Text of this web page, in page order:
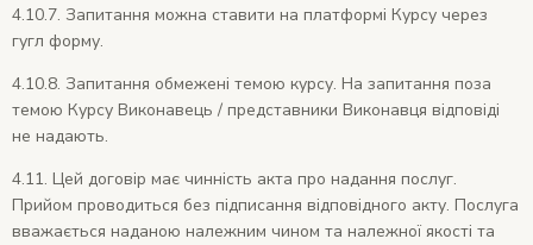
4.10.7. Запитання можна ставити на платформі Курсу через
гугл форму.
4.10.8. Запитання обмежені темою курсу. На запитання поза
темою Курсу Виконавець / представники Виконавця відповіді
не надають.
4.11. Цей договір має чинність акта про надання послуг.
Прийом проводиться без підписання відповідного акту. Послуга
вважається наданою належним чином та належної якості та